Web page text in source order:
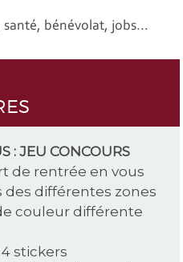
santé, bénévolat, jobs...
: JEU CONCOURS
de rentrée en vous
différentes zones
couleur différente
stickers